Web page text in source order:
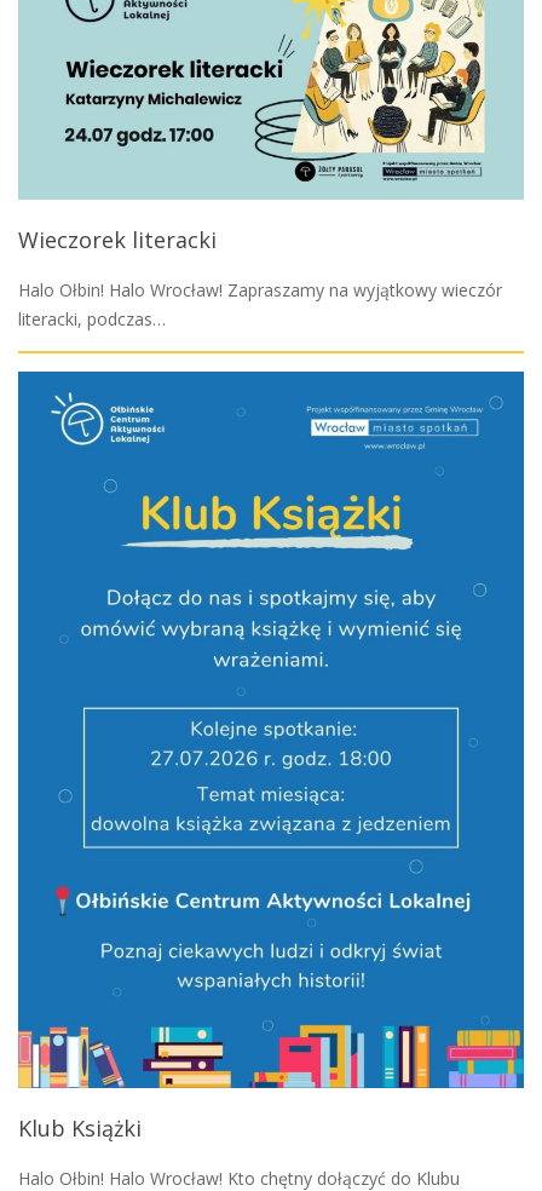
Wieczorek literacki
Halo Ołbin! Halo Wrocław! Zapraszamy na wyjątkowy wieczór
literacki, podczas…
Klub Książki
Halo Ołbin! Halo Wrocław! Kto chętny dołączyć do Klubu